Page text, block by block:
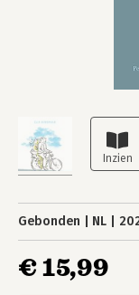
Gebonden NL
€ 15,99